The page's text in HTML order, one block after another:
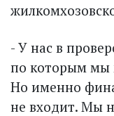
- У нас в
по которым мы
Но именно
не входит. Мы